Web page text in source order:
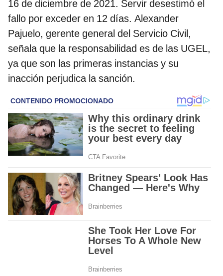
16 de diciembre de 2021. Servir desestimó el
fallo por exceder en 12 días. Alexander
Pajuelo, gerente general del Servicio Civil,
señala que la responsabilidad es de las UGEL,
ya que son las primeras instancias y su
inacción perjudica la sanción.